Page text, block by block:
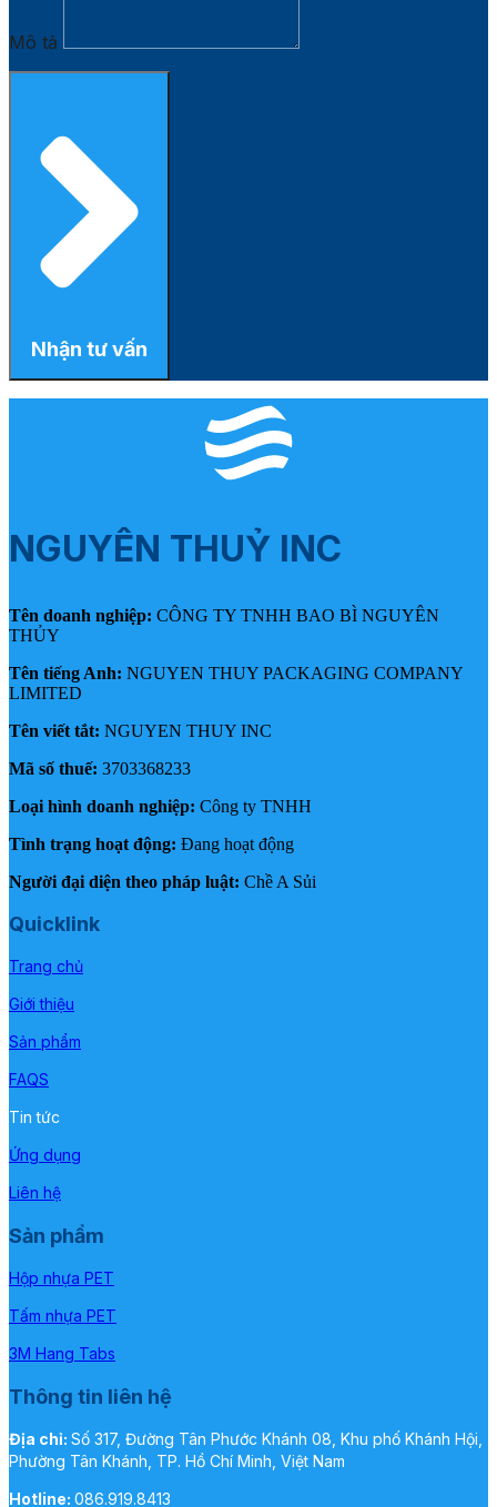
Mô tả
Nhận tư vấn
NGUYÊN THUỶ INC
Tên doanh nghiệp: CÔNG TY TNHH BAO BÌ NGUYÊN
THỦY
Tên tiếng Anh: NGUYEN THUY PACKAGING COMPANY
LIMITED
Tên viết tắt: NGUYEN THUY INC
Mã số thuế: 3703368233
Loại hình doanh nghiệp: Công ty TNHH
Tình trạng hoạt động: Đang hoạt động
Người đại diện theo pháp luật: Chề A Sủi
Quicklink
Trang chủ
Giới thiệu
Sản phẩm
FAQS
Tin tức
Ứng dụng
Liên hệ
Sản phẩm
Hộp nhựa PET
Tấm nhựa PET
3M Hang Tabs
Thông tin liên hệ
Địa chỉ: Số 317, Đường Tân Phước Khánh 08, Khu phố Khánh Hội,
Phường Tân Khánh, TP. Hồ Chí Minh, Việt Nam
Hotline: 086.919.8413